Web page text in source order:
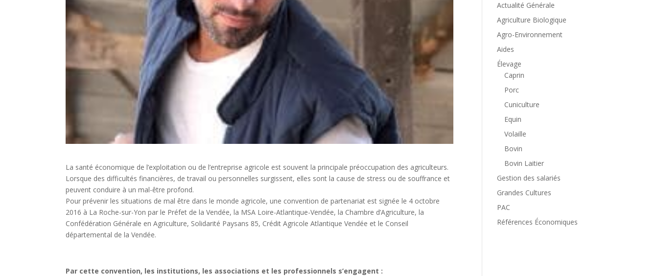
La santé économique de l’exploitation ou de l’entreprise agricole est souvent la principale préoccupation des agriculteurs.
Lorsque des difficultés financières, de travail ou personnelles surgissent, elles sont la cause de stress ou de souffrance et
peuvent conduire à un mal-être profond.
Pour prévenir les situations de mal être dans le monde agricole, une convention de partenariat est signée le 4 octobre
2016 à La Roche-sur-Yon par le Préfet de la Vendée, la MSA Loire-Atlantique-Vendée, la Chambre d’Agriculture, la
Confédération Générale en Agriculture, Solidarité Paysans 85, Crédit Agricole Atlantique Vendée et le Conseil
départemental de la Vendée.
Par cette convention, les institutions, les associations et les professionnels s’engagent :
Actualité Générale
Agriculture Biologique
Agro-Environnement
Aides
Élevage
Caprin
Porc
Cuniculture
Equin
Volaille
Bovin
Bovin Laitier
Gestion des salariés
Grandes Cultures
PAC
Références Économiques